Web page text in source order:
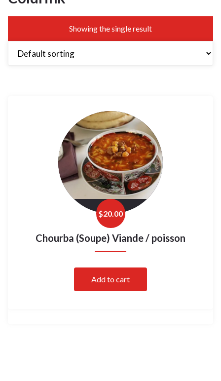
Showing the single result
$20.00
Chourba (Soupe) Viande / poisson
Add to cart